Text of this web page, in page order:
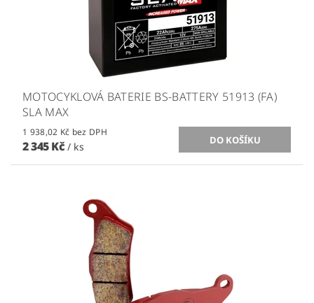
MOTOCYKLOVÁ BATERIE BS-BATTERY 51913 (FA)
SLA MAX
1 938,02 Kč bez DPH
2 345 Kč / ks